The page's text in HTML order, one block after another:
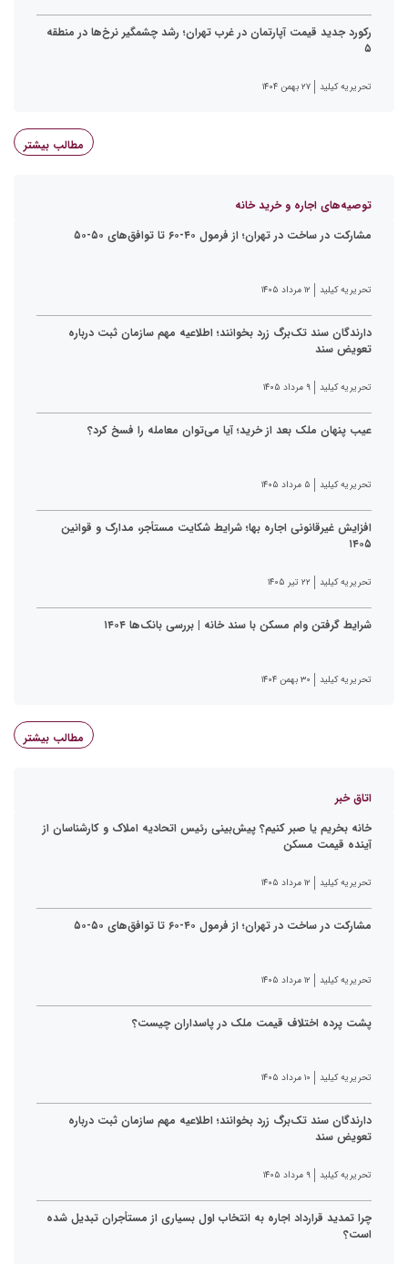
رکورد جدید قیمت آپارتمان در غرب تهران؛ رشد چشمگیر نرخ‌ها در منطقه
۵
تحریریه کیلید ۲۷ بهمن ۱۴۰۴
مطالب بیشتر
توصیه‌های اجاره و خرید خانه
مشارکت در ساخت در تهران؛ از فرمول ۴۰-۶۰ تا توافق‌های ۵۰-۵۰
تحریریه کیلید ۱۲ مرداد ۱۴۰۵
دارندگان سند تک‌برگ زرد بخوانند؛ اطلاعیه مهم سازمان ثبت درباره
تعویض سند
تحریریه کیلید ۹ مرداد ۱۴۰۵
عیب پنهان ملک بعد از خرید؛ آیا می‌توان معامله را فسخ کرد؟
تحریریه کیلید ۵ مرداد ۱۴۰۵
افزایش غیرقانونی اجاره بها؛ شرایط شکایت مستأجر، مدارک و قوانین
۱۴۰۵
تحریریه کیلید ۲۲ تیر ۱۴۰۵
شرایط گرفتن وام مسکن با سند خانه | بررسی بانک‌ها ۱۴۰۴
تحریریه کیلید ۳۰ بهمن ۱۴۰۴
مطالب بیشتر
اتاق خبر
خانه بخریم یا صبر کنیم؟ پیش‌بینی رئیس اتحادیه املاک و کارشناسان از
آینده قیمت مسکن
تحریریه کیلید ۱۲ مرداد ۱۴۰۵
مشارکت در ساخت در تهران؛ از فرمول ۴۰-۶۰ تا توافق‌های ۵۰-۵۰
تحریریه کیلید ۱۲ مرداد ۱۴۰۵
پشت پرده اختلاف قیمت ملک در پاسداران چیست؟
تحریریه کیلید ۱۰ مرداد ۱۴۰۵
دارندگان سند تک‌برگ زرد بخوانند؛ اطلاعیه مهم سازمان ثبت درباره
تعویض سند
تحریریه کیلید ۹ مرداد ۱۴۰۵
چرا تمدید قرارداد اجاره به انتخاب اول بسیاری از مستأجران تبدیل شده
است؟